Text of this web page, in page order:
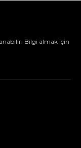
Bilgi almak için